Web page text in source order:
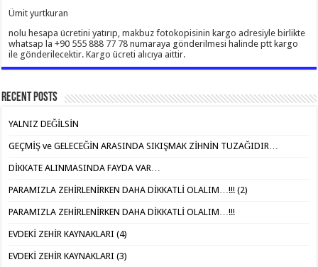
Ümit yurtkuran
nolu hesapa ücretini yatırıp, makbuz fotokopisinin kargo adresiyle birlikte
whatsap la +90 555 888 77 78 numaraya gönderilmesi halinde ptt kargo
ile gönderilecektir. Kargo ücreti alıcıya aittir.
Recent Posts
YALNIZ DEĞİLSİN
GEÇMİŞ ve GELECEĞİN ARASINDA SIKIŞMAK ZİHNİN TUZAĞIDIR…
DİKKATE ALINMASINDA FAYDA VAR…
PARAMIZLA ZEHİRLENİRKEN DAHA DİKKATLİ OLALIM…!!! (2)
PARAMIZLA ZEHİRLENİRKEN DAHA DİKKATLİ OLALIM…!!!
EVDEKİ ZEHİR KAYNAKLARI (4)
EVDEKİ ZEHİR KAYNAKLARI (3)